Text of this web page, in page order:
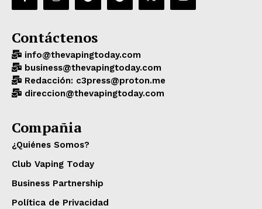
Contáctenos
info@thevapingtoday.com
business@thevapingtoday.com
Redacción: c3press@proton.me
direccion@thevapingtoday.com
Compañia
¿Quiénes Somos?
Club Vaping Today
Business Partnership
Política de Privacidad